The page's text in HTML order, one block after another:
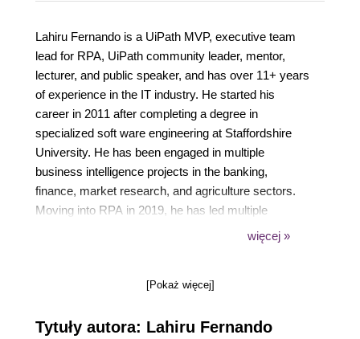
Lahiru Fernando is a UiPath MVP, executive team
lead for RPA, UiPath community leader, mentor,
lecturer, and public speaker, and has over 11+ years
of experience in the IT industry. He started his
career in 2011 after completing a degree in
specialized soft ware engineering at Staffordshire
University. He has been engaged in multiple
business intelligence projects in the banking,
finance, market research, and agriculture sectors.
Moving into RPA in 2019, he has led multiple
successful RPA projects in the finance, retail,
RPA solution architect. He also leads the RPA
Automation.
więcej »
[Pokaż więcej]
Tytuły autora: Lahiru Fernando